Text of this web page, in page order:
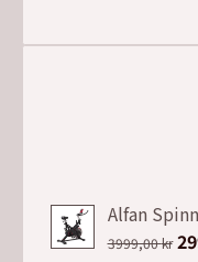
Alfan
3999,00kr